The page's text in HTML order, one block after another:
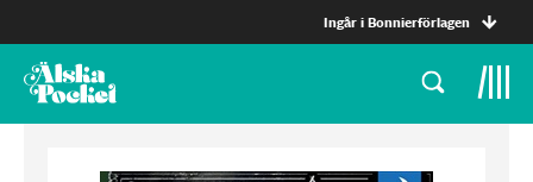
Ingår i Bonnierförlagen